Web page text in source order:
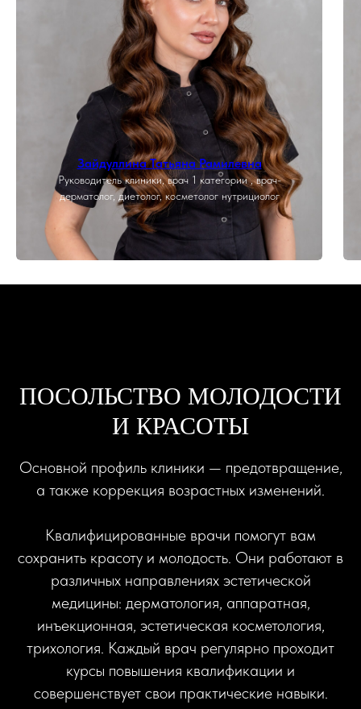
Зайдуллина Татьяна Рамилевна
Руководитель клиники, врач 1 категории , врач-
дерматолог, диетолог, косметолог нутрициолог
ПОСОЛЬСТВО МОЛОДОСТИ
И КРАСОТЫ
Основной профиль клиники — предотвращение,
а также коррекция возрастных изменений.
Квалифицированные врачи помогут вам
сохранить красоту и молодость. Они работают в
различных направлениях эстетической
медицины: дерматология, аппаратная,
инъекционная, эстетическая косметология,
трихология. Каждый врач регулярно проходит
курсы повышения квалификации и
совершенствует свои практические навыки.